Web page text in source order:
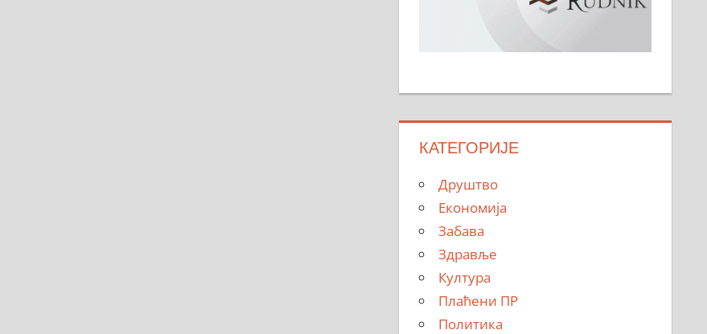
КАТЕГОРИЈЕ
Друштво
Економија
Забава
Здравље
Култура
Плаћени ПР
Политика